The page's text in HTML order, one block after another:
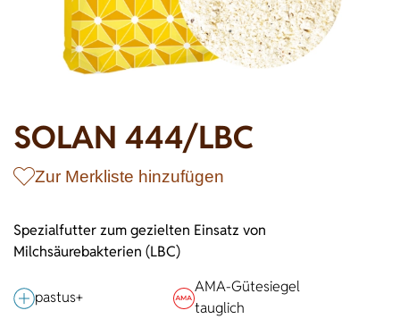
Einstreu
Enten & Gänse
Puten
Rassegeflügel
Ziegen
Katzen
Kaninchen
SOLAN-VET
Rohstoffe & Einzelfuttermittel
Stall & Co
Stallbedarf
Werbeartikel
SOLAN 444/LBC
Zur Merkliste hinzufügen
Spezialfutter zum gezielten Einsatz von
Milchsäurebakterien (LBC)
pastus+
AMA-Gütesiegel
tauglich